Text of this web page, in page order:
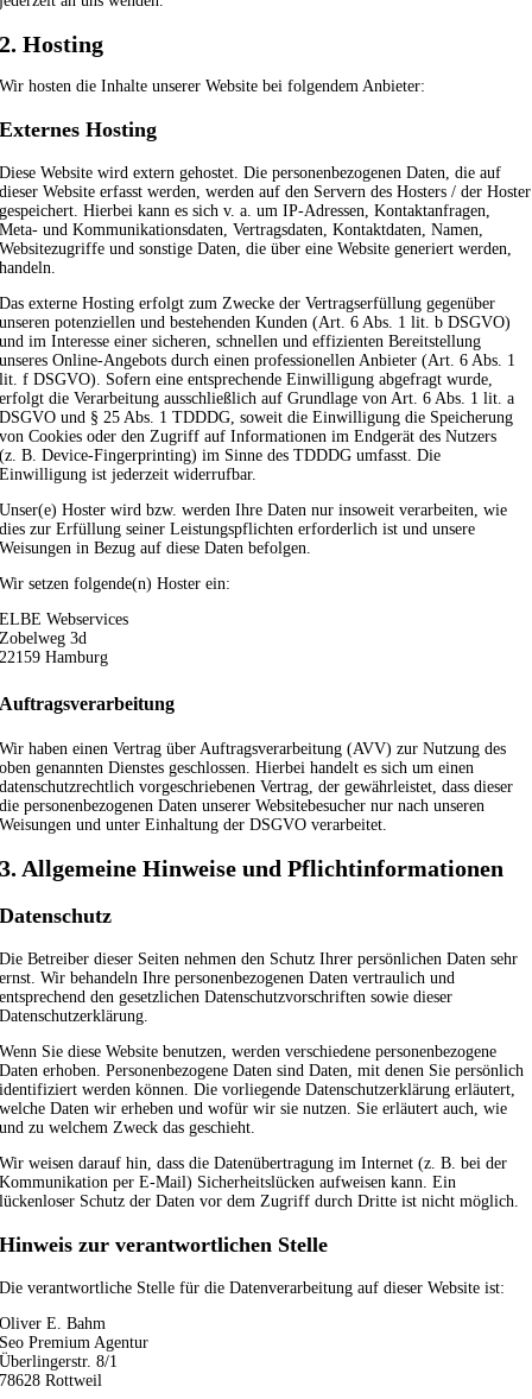
2. Hosting
Wir hosten die Inhalte unserer Website bei folgendem Anbieter:
Externes Hosting
Diese Website wird extern gehostet. Die personenbezogenen Daten, die auf
dieser Website erfasst werden, werden auf den Servern des Hosters / der Hoster
gespeichert. Hierbei kann es sich v. a. um IP-Adressen, Kontaktanfragen,
Meta- und Kommunikationsdaten, Vertragsdaten, Kontaktdaten, Namen,
Websitezugriffe und sonstige Daten, die über eine Website generiert werden,
handeln.
Das externe Hosting erfolgt zum Zwecke der Vertragserfüllung gegenüber
unseren potenziellen und bestehenden Kunden (Art. 6 Abs. 1 lit. b DSGVO)
und im Interesse einer sicheren, schnellen und effizienten Bereitstellung
unseres Online-Angebots durch einen professionellen Anbieter (Art. 6 Abs. 1
lit. f DSGVO). Sofern eine entsprechende Einwilligung abgefragt wurde,
erfolgt die Verarbeitung ausschließlich auf Grundlage von Art. 6 Abs. 1 lit. a
DSGVO und § 25 Abs. 1 TDDDG, soweit die Einwilligung die Speicherung
von Cookies oder den Zugriff auf Informationen im Endgerät des Nutzers
(z. B. Device-Fingerprinting) im Sinne des TDDDG umfasst. Die
Einwilligung ist jederzeit widerrufbar.
Unser(e) Hoster wird bzw. werden Ihre Daten nur insoweit verarbeiten, wie
dies zur Erfüllung seiner Leistungspflichten erforderlich ist und unsere
Weisungen in Bezug auf diese Daten befolgen.
Wir setzen folgende(n) Hoster ein:
ELBE Webservices
Zobelweg 3d
22159 Hamburg
Auftragsverarbeitung
Wir haben einen Vertrag über Auftragsverarbeitung (AVV) zur Nutzung des
oben genannten Dienstes geschlossen. Hierbei handelt es sich um einen
datenschutzrechtlich vorgeschriebenen Vertrag, der gewährleistet, dass dieser
die personenbezogenen Daten unserer Websitebesucher nur nach unseren
Weisungen und unter Einhaltung der DSGVO verarbeitet.
3. Allgemeine Hinweise und Pflicht­informationen
Datenschutz
Die Betreiber dieser Seiten nehmen den Schutz Ihrer persönlichen Daten sehr
ernst. Wir behandeln Ihre personenbezogenen Daten vertraulich und
entsprechend den gesetzlichen Datenschutzvorschriften sowie dieser
Datenschutzerklärung.
Wenn Sie diese Website benutzen, werden verschiedene personenbezogene
Daten erhoben. Personenbezogene Daten sind Daten, mit denen Sie persönlich
identifiziert werden können. Die vorliegende Datenschutzerklärung erläutert,
welche Daten wir erheben und wofür wir sie nutzen. Sie erläutert auch, wie
und zu welchem Zweck das geschieht.
Wir weisen darauf hin, dass die Datenübertragung im Internet (z. B. bei der
Kommunikation per E-Mail) Sicherheitslücken aufweisen kann. Ein
lückenloser Schutz der Daten vor dem Zugriff durch Dritte ist nicht möglich.
Hinweis zur verantwortlichen Stelle
Die verantwortliche Stelle für die Datenverarbeitung auf dieser Website ist:
Oliver E. Bahm
Seo Premium Agentur
Überlingerstr. 8/1
78628 Rottweil